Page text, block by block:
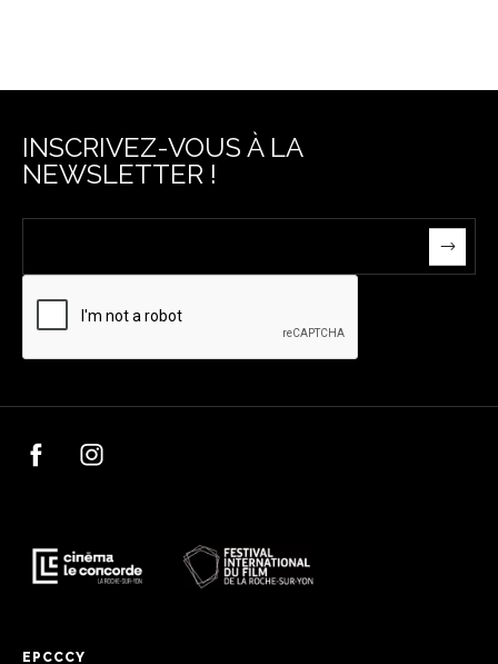
INSCRIVEZ-VOUS À LA
NEWSLETTER !
EPCCCY